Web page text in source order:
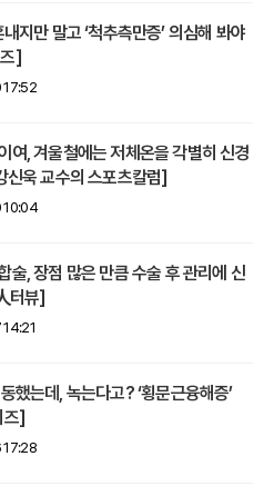
지만 말고 ‘척추측만증’ 의심해 봐야
]
17:52
여, 겨울철에는 저체온을 각별히 신경
신욱 교수의 스포츠칼럼]
10:04
술, 장점 많은 만큼 수술 후 관리에 신
터뷰]
했는데, 녹는다고? ‘횡문근융해증’
즈]
17:28